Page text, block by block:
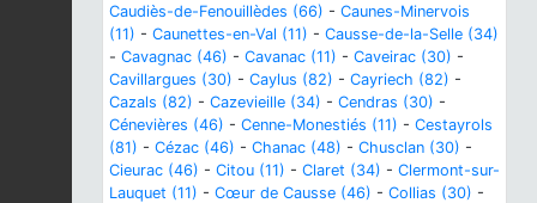
Caudiès-de-Fenouillèdes (66) - Caunes-Minervois
(11) - Caunettes-en-Val (11) - Causse-de-la-Selle (34)
- Cavagnac (46) - Cavanac (11) - Caveirac (30) -
Cavillargues (30) - Caylus (82) - Cayriech (82) -
Cazals (82) - Cazevieille (34) - Cendras (30) -
Cénevières (46) - Cenne-Monestiés (11) - Cestayrols
(81) - Cézac (46) - Chanac (48) - Chusclan (30) -
Cieurac (46) - Citou (11) - Claret (34) - Clermont-sur-
Lauquet (11) - Cœur de Causse (46) - Collias (30) -